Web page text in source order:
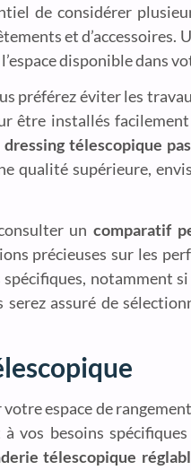
de considérer
et d’accessoires.
disponible dans
préférez éviter les
être installés
dressing télescopique
qualité supérieure,
un comparatif
précieuses sur les
notamment
assuré de
espace de
vos besoins
télescopique